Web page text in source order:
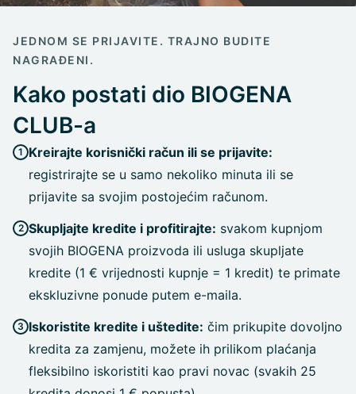
JEDNOM SE PRIJAVITE. TRAJNO BUDITE
NAGRAĐENI.
Kako postati dio BIOGENA
CLUB-a
Kreirajte korisnički račun ili se prijavite:
registrirajte se u samo nekoliko minuta ili se
prijavite sa svojim postojećim računom.
Skupljajte kredite i profitirajte: svakom kupnjom
svojih BIOGENA proizvoda ili usluga skupljate
kredite (1 € vrijednosti kupnje = 1 kredit) te primate
ekskluzivne ponude putem e-maila.
Iskoristite kredite i uštedite: čim prikupite dovoljno
kredita za zamjenu, možete ih prilikom plaćanja
fleksibilno iskoristiti kao pravi novac (svakih 25